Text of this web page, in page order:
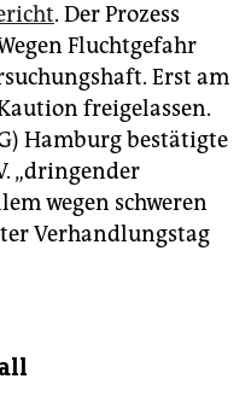
. Der Prozess
Fluchtgefahr
Erst am
freigelassen.
Hamburg bestätigte
„dringender
wegen schweren
Verhandlungstag